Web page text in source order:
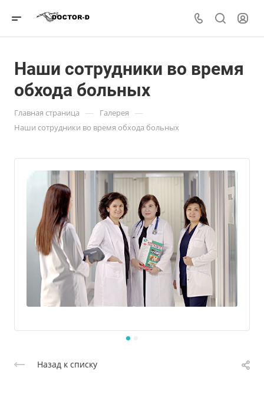
Наши сотрудники во время
обхода больных
Главная страница — Галерея —
Наши сотрудники во время обхода больных
Назад к списку